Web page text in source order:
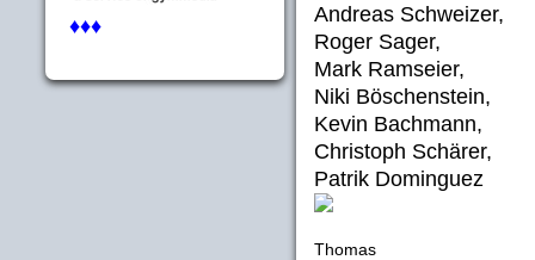
♦♦♦
Andreas Schweizer,
Roger Sager,
Mark Ramseier,
Niki Böschenstein,
Kevin Bachmann,
Christoph Schärer,
Patrik Dominguez
Thomas